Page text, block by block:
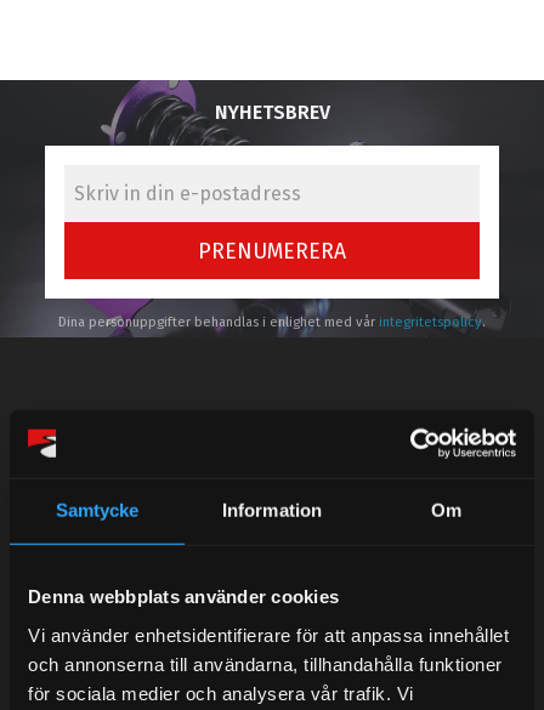
Samtycke Information Om
Denna webbplats använder cookies
Vi använder enhetsidentifierare för att anpassa innehållet
och annonserna till användarna, tillhandahålla funktioner
för sociala medier och analysera vår trafik. Vi
NYHETSBREV
PRENUMERERA
Dina personuppgifter behandlas i enlighet med vår integritetspolicy.
Semestertider.
Under V.27 - V.33 nås vi enbart på mejl. Ordrar skickas
det helt stängt.
Mån-Tors: 10:30-15:00
Lunchstängt 12:00-13:00